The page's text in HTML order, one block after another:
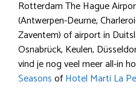
Rotterdam The Hague
(Antwerpen-Deurne,
Zaventem) of airport in
Osnabrück, Keulen,
vind je nog veel meer all-in
SeasonsofHotel Marti La